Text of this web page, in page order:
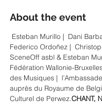
About the event
Esteban Murillo | Dani
Federico Ordoñez |
SceneOff asbl & Esteban
Fédération Wallonie-
des Musiques |
auprès du Royaume de
Culturel de Perwez.CHANT,